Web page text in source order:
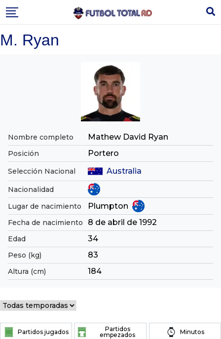
to
M. Ryan
Nombre completo Mathew David Ryan
Posición Portero
Selección Nacional Australia
Nacionalidad
Lugar de nacimiento
Plumpton
Fecha de nacimiento 8 de abril de 1992
Edad 34
Peso (kg) 83
Altura (cm) 184
Partidos jugados
Partidos
empezados
Minutos